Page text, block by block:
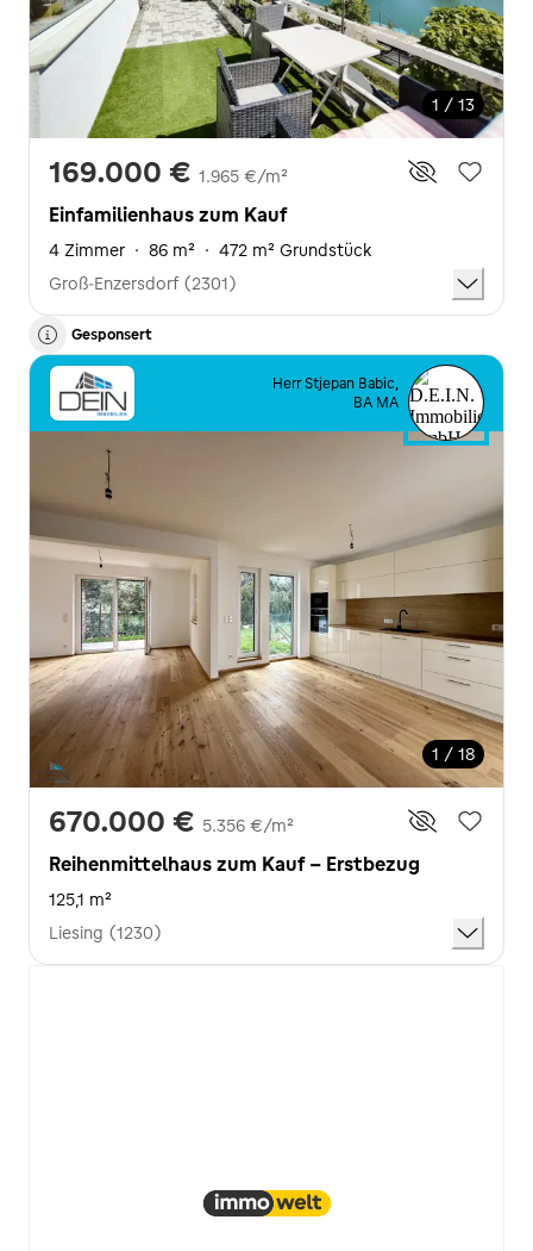
1 / 13
169.000 € 1.965 €/m²
Einfamilienhaus zum Kauf
4 Zimmer · 86 m² · 472 m² Grundstück
Groß-Enzersdorf (2301)
Gesponsert
Herr Stjepan Babic,
BA MA
1 / 18
670.000 € 5.356 €/m²
Reihenmittelhaus zum Kauf - Erstbezug
125,1 m²
Liesing (1230)